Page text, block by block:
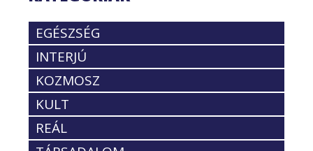
EGÉSZSÉG
INTERJÚ
KOZMOSZ
KULT
REÁL